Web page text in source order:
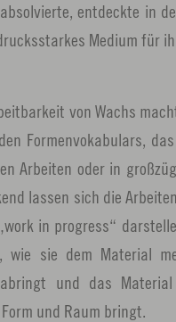
entdeckte in
Medium für
von Wachs
Formenvokabulars,
Arbeiten oder in
lassen sich die
in progress“
wie sie dem Material
und das
und Raum bringt.